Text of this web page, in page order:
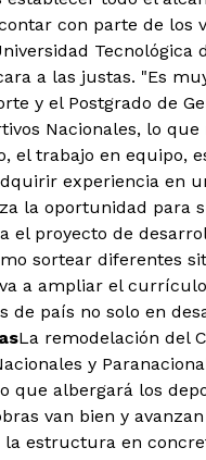
con parte de los
Tecnológica
a las justas. "Es
y el Postgrado de
Nacionales, lo
el trabajo en equipo,
experiencia en
la oportunidad para
el proyecto de
sortear diferentes
a ampliar el
de país no solo en
La remodelación del
y
que albergará los
van bien y
la estructura en